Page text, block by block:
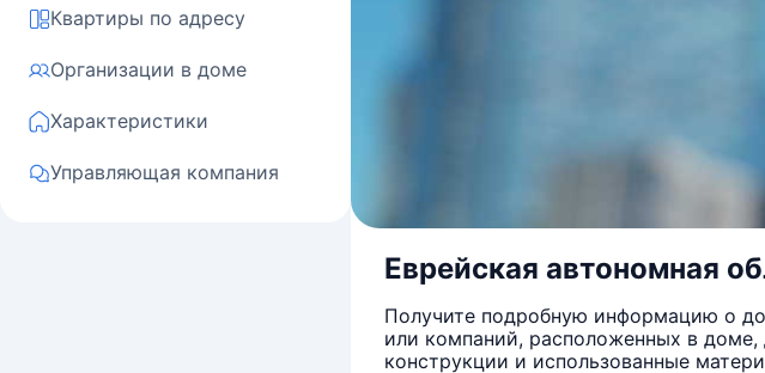
Квартиры по адресу
Организации в доме
Характеристики
Управляющая компания
Еврейская автономная
Получите подробную информацию о
или компаний, расположенных в доме,
конструкции и использованные